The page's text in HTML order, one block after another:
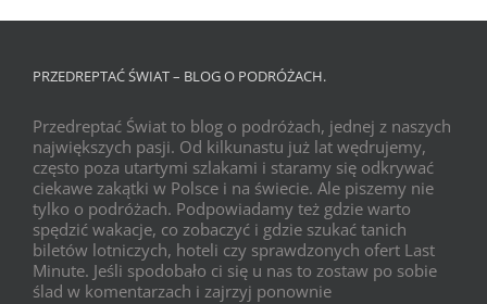
PRZEDREPTAĆ ŚWIAT – BLOG O PODRÓŻACH.
Przedreptać Świat to blog o podróżach, jednej z naszych
największych pasji. Od kilkunastu już lat wędrujemy,
często poza utartymi szlakami i staramy się odkrywać
ciekawe zakątki w Polsce i na świecie. Ale piszemy nie
tylko o podróżach. Podpowiadamy też gdzie warto
spędzić wakacje, co zobaczyć i gdzie szukać tanich
biletów lotniczych, hoteli czy sprawdzonych ofert Last
Minute. Jeśli spodobało ci się u nas to zostaw po sobie
ślad w komentarzach i zajrzyj ponownie